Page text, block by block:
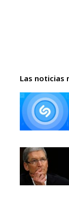
Las noticias